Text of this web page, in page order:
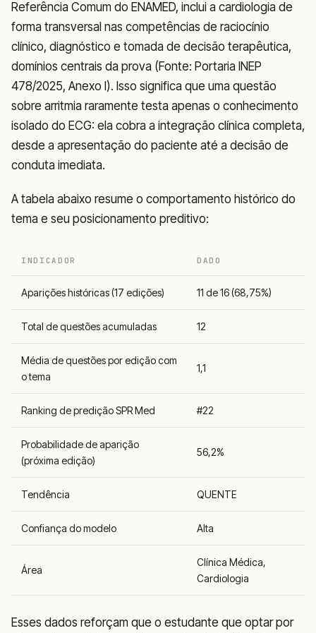
Referência Comum do ENAMED, inclui a cardiologia de
forma transversal nas competências de raciocínio
clínico, diagnóstico e tomada de decisão terapêutica,
domínios centrais da prova (Fonte: Portaria INEP
478/2025, Anexo I). Isso significa que uma questão
sobre arritmia raramente testa apenas o conhecimento
isolado do ECG: ela cobra a integração clínica completa,
desde a apresentação do paciente até a decisão de
conduta imediata.
A tabela abaixo resume o comportamento histórico do
tema e seu posicionamento preditivo:
INDICADOR DADO
Aparições históricas (17 edições) 11 de 16 (68,75%)
Total de questões acumuladas 12
Média de questões por edição com
o tema
1,1
Ranking de predição SPR Med #22
Probabilidade de aparição
(próxima edição)
56,2%
Tendência QUENTE
Confiança do modelo Alta
Área
Clínica Médica,
Cardiologia
Esses dados reforçam que o estudante que optar por